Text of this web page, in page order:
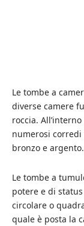
Le tombe a
diverse camere
roccia.
numerosi
bronzo e argento.
Le tombe a
potere e di
circolare o
quale è posta la